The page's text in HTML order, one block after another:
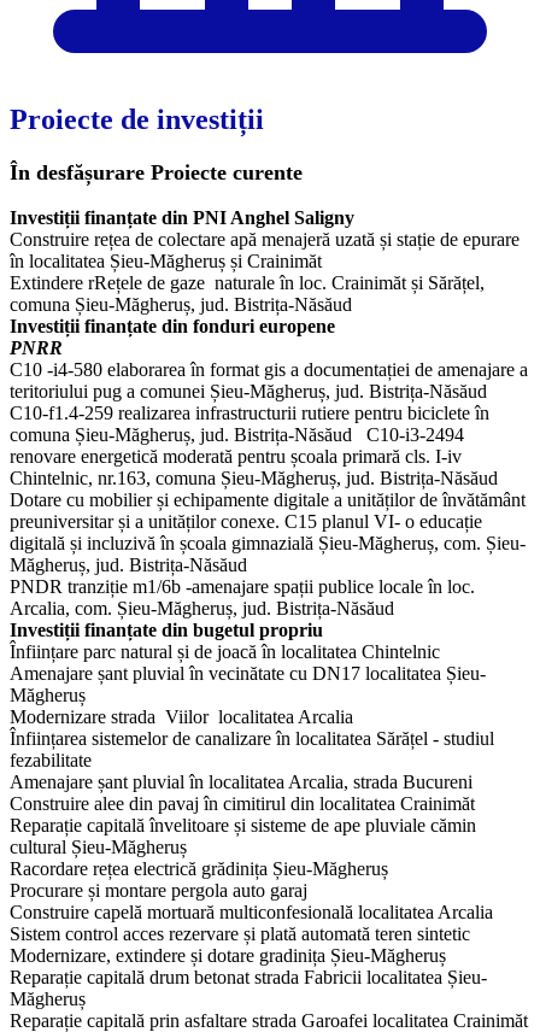
Proiecte de investiții
În desfășurare Proiecte curente
Investiții finanțate din PNI Anghel Saligny
Construire rețea de colectare apă menajeră uzată și stație de epurare
în localitatea Șieu-Măgheruș și Crainimăt
Extindere rRețele de gaze naturale în loc. Crainimăt și Sărățel,
comuna Șieu-Măgheruș, jud. Bistrița-Năsăud
Investiții finanțate din fonduri europene
PNRR
C10 -i4-580 elaborarea în format gis a documentației de amenajare a
teritoriului pug a comunei Șieu-Măgheruș, jud. Bistrița-Năsăud
C10-f1.4-259 realizarea infrastructurii rutiere pentru biciclete în
comuna Șieu-Măgheruș, jud. Bistrița-Năsăud C10-i3-2494
renovare energetică moderată pentru școala primară cls. I-iv
Chintelnic, nr.163, comuna Șieu-Măgheruș, jud. Bistrița-Năsăud
Dotare cu mobilier și echipamente digitale a unităților de învătământ
preuniversitar și a unităților conexe. C15 planul VI- o educație
digitală și incluzivă în școala gimnazială Șieu-Măgheruș, com. Șieu-
Măgheruș, jud. Bistrița-Năsăud
PNDR tranziție m1/6b -amenajare spații publice locale în loc.
Arcalia, com. Șieu-Măgheruș, jud. Bistrița-Năsăud
Investiții finanțate din bugetul propriu
Înființare parc natural și de joacă în localitatea Chintelnic
Amenajare șant pluvial în vecinătate cu DN17 localitatea Șieu-
Măgheruș
Modernizare strada Viilor localitatea Arcalia
Înființarea sistemelor de canalizare în localitatea Sărățel - studiul
fezabilitate
Amenajare șant pluvial în localitatea Arcalia, strada Bucureni
Construire alee din pavaj în cimitirul din localitatea Crainimăt
Reparație capitală învelitoare și sisteme de ape pluviale cămin
cultural Șieu-Măgheruș
Racordare rețea electrică grădinița Șieu-Măgheruș
Procurare și montare pergola auto garaj
Construire capelă mortuară multiconfesională localitatea Arcalia
Sistem control acces rezervare și plată automată teren sintetic
Modernizare, extindere și dotare gradinița Șieu-Măgheruș
Reparație capitală drum betonat strada Fabricii localitatea Șieu-
Măgheruș
Reparație capitală prin asfaltare strada Garoafei localitatea Crainimăt